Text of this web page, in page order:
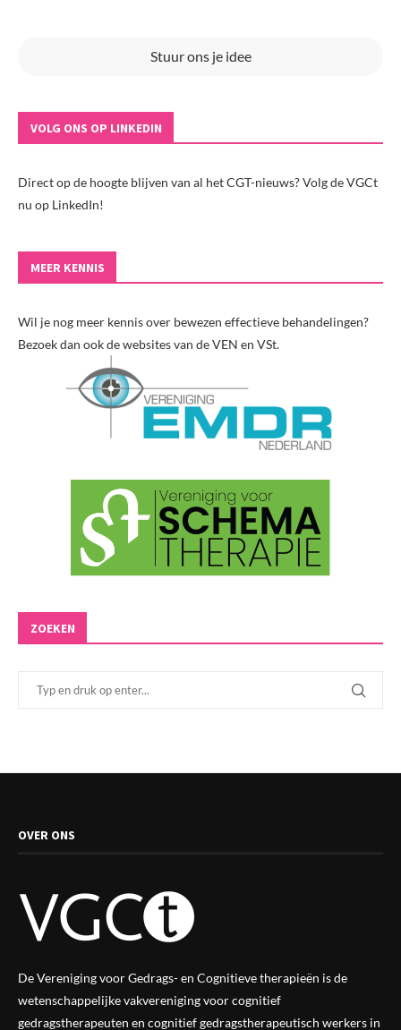
Stuur ons je idee
VOLG ONS OP LINKEDIN
Direct op de hoogte blijven van al het CGT-nieuws? Volg de VGCt
nu op LinkedIn!
MEER KENNIS
Wil je nog meer kennis over bewezen effectieve behandelingen?
Bezoek dan ook de websites van de VEN en VSt.
ZOEKEN
OVER ONS
De Vereniging voor Gedrags- en Cognitieve therapieën is de
wetenschappelijke vakverenigingvoor cognitief
gedragstherapeuten en cognitief gedragstherapeutisch werkers in